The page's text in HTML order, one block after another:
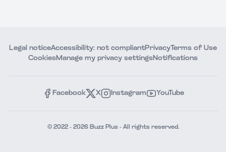
Legal noticeAccessibility: not compliantPrivacyTerms of Use
CookiesManage my privacy settingsNotifications
Facebook X Instagram YouTube
© 2022 - 2026 Buzz Plus - All rights reserved.